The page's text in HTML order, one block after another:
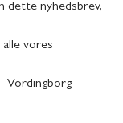
dette nyhedsbrev,
vores
Vordingborg